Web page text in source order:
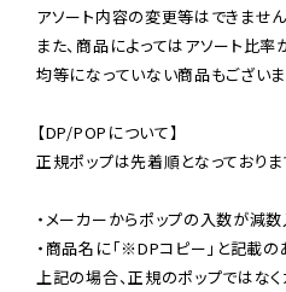
アソート内容の変更等はできません
また、商品によってはアソート比率
均等になっていない商品もございま
【DP/POPについて】
正規ポップは先着順となっておりま
・メーカーからポップの入数が減
・商品名に「※DPコピー」と記載の
上記の場合、正規のポップではな